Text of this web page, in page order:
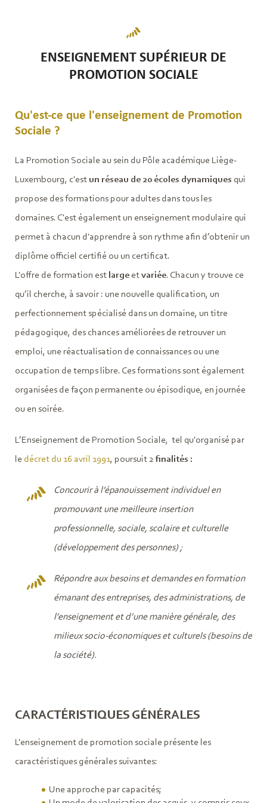
ENSEIGNEMENT SUPÉRIEUR DE
PROMOTION SOCIALE
Qu'est-ce que l'enseignement de Promotion
Sociale ?
La Promotion Sociale au sein du Pôle académique Liège-
Luxembourg, c'est un réseau de 20 écoles dynamiques qui
propose des formations pour adultes dans tous les
domaines. C'est également un enseignement modulaire qui
permet à chacun d'apprendre à son rythme afin d’obtenir un
diplôme officiel certifié ou un certificat.
L'offre de formation est large etvariée. Chacun y trouve ce
qu’il cherche, à savoir : une nouvelle qualification, un
perfectionnement spécialisé dans un domaine, un titre
pédagogique, des chances améliorées de retrouver un
emploi, une réactualisation de connaissances ou une
occupation de temps libre. Ces formations sont également
organisées de façon permanente ou épisodique, en journée
ou en soirée.
L’Enseignement de Promotion Sociale, tel qu'organisé par
le décret du 16 avril 1991, poursuit 2finalités :
Concourir à l’épanouissement individuel en
promouvant une meilleure insertion
professionnelle, sociale, scolaire et culturelle
(développement des personnes) ;
Répondre aux besoins et demandes en formation
émanant des entreprises, des administrations, de
l’enseignement et d’une manière générale, des
milieux socio-économiques et culturels (besoins de
la société).
CARACTÉRISTIQUES GÉNÉRALES
L'enseignement de promotion sociale présente les
caractéristiques générales suivantes:
Une approche par capacités;